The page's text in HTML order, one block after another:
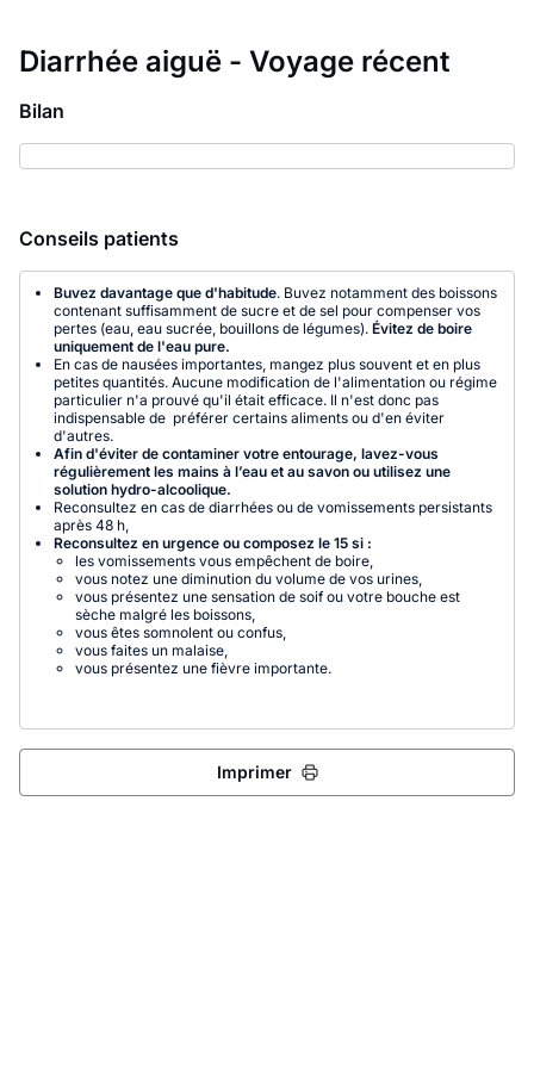
Diarrhée aiguë - Voyage récent
Bilan
Conseils patients
Buvez davantage que d'habitude. Buvez notamment des boissons
contenant suffisamment de sucre et de sel pour compenser vos
pertes (eau, eau sucrée, bouillons de légumes). Évitez de boire
uniquement de l'eau pure.
En cas de nausées importantes, mangez plus souvent et en plus
petites quantités. Aucune modification de l'alimentation ou régime
particulier n'a prouvé qu'il était efficace. Il n'est donc pas
indispensable de préférer certains aliments ou d'en éviter
d'autres.
Afin d'éviter de contaminer votre entourage, lavez-vous
régulièrement les mains à l’eau et au savon ou utilisez une
solution hydro-alcoolique.
Reconsultez en cas de diarrhées ou de vomissements persistants
après 48 h,
Reconsultez en urgence ou composez le 15 si :
les vomissements vous empêchent de boire,
vous notez une diminution du volume de vos urines,
vous présentez une sensation de soif ou votre bouche est
sèche malgré les boissons,
vous êtes somnolent ou confus,
vous faites un malaise,
vous présentez une fièvre importante.
Imprimer